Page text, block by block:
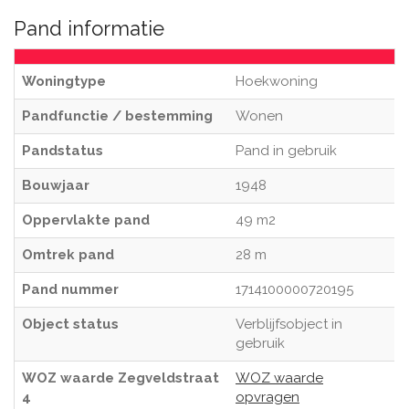
Pand informatie
Woningtype Hoekwoning
Pandfunctie / bestemming Wonen
Pandstatus Pand in gebruik
Bouwjaar 1948
Oppervlakte pand 49 m2
Omtrek pand 28 m
Pand nummer 1714100000720195
Object status
Verblijfsobject in
gebruik
WOZ waarde Zegveldstraat
4
WOZ waarde
opvragen